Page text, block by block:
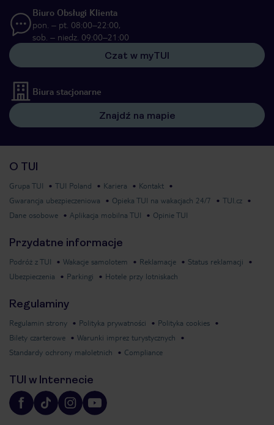
Biuro Obsługi Klienta
pon. – pt. 08:00–22:00,
sob. – niedz. 09:00–21:00
Czat w myTUI
Biura stacjonarne
Znajdź na mapie
O TUI
Grupa TUI TUI Poland Kariera
Kontakt
Gwarancja ubezpieczeniowa
Opieka TUI na wakacjach 24/7
TUI.cz
Dane osobowe
Aplikacja mobilna TUI Opinie TUI
Przydatne informacje
Podróż z TUI Wakacje samolotem Reklamacje
Status reklamacji
Ubezpieczenia
Parkingi Hotele przy lotniskach
Regulaminy
Regulamin strony Polityka prywatności
Polityka cookies
Bilety czarterowe
Warunki imprez turystycznych
Standardy ochrony małoletnich
Compliance
TUI w Internecie